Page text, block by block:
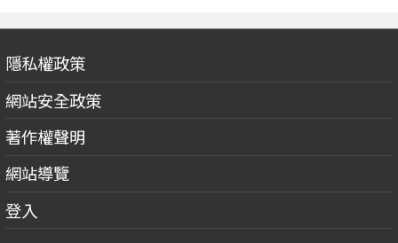
隱私權政策
網站安全政策
著作權聲明
網站導覽
登入